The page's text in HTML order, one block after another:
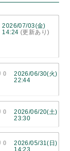
2026/07/03(金)
14:24 (更新あり)
0
2026/06/30(火)
22:44
0
2026/06/20(土)
23:30
0
2026/05/31(日)
14:23